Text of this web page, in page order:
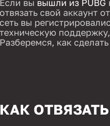
Если вы вышли из PUBG
отвязать свой аккаунт
сеть вы
техническую
Разберемся, как
КАК